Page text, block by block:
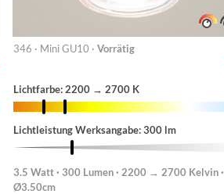
346 · Mini GU10 · Vorrätig
Lichtfarbe: 2200 → 2700 K
Lichtleistung Werksangabe: 300 lm
3.5 Watt · 300 Lumen · 2200 → 2700 Kelvin ·
Ø3.50cm